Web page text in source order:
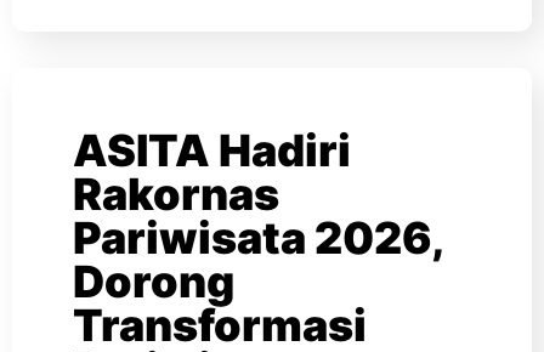
ASITA Hadiri
Rakornas
Pariwisata 2026,
Dorong
Transformasi